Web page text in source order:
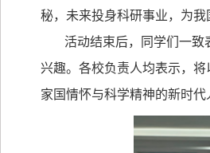
秘，未来投身科研事业，为我
活动结束后，同学们一
兴趣。各校负责人均表示，将
家国情怀与科学精神的新时代